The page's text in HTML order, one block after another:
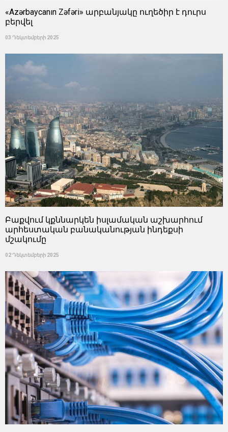
«Azərbaycanın Zəfəri» արբանյակը ուղեծիր է դուրս
բերվել
03 Դեկտեմբերի 2025
Բաքվում կքննարկեն իսլամական աշխարհում
արհեստական ​​բանականության ինդեքսի
մշակումը
02 Դեկտեմբերի 2025